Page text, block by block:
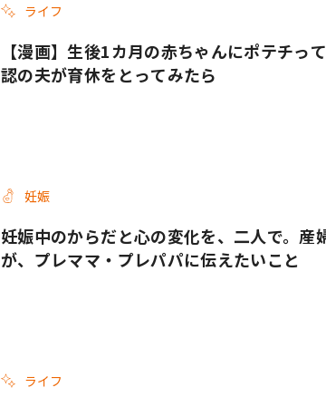
ライフ
【漫画】生後1カ月の赤ちゃんにポテチっ
認の夫が育休をとってみたら
妊娠
妊娠中のからだと心の変化を、二人で。産
が、プレママ・プレパパに伝えたいこと
ライフ